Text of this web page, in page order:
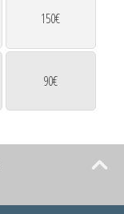
150€
90€